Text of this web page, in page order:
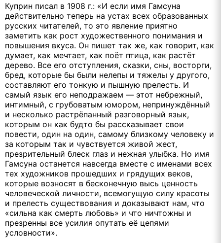
Куприн писал в 1908 г.: «И если имя Гамсуна
действительно теперь на устах всех образованных
русских читателей, то это явление приятно
заметить как рост художественного понимания и
повышения вкуса. Он пишет так же, как говорит, как
думает, как мечтает, как поёт птица, как растёт
дерево. Все его отступления, сказки, сны, восторги,
бред, которые бы были нелепы и тяжелы у другого,
составляют его тонкую и пышную прелесть. И
самый язык его неподражаем — этот небрежный,
интимный, с грубоватым юмором, непринуждённый
и несколько растрёпанный разговорный язык,
которым он как будто бы рассказывает свои
повести, один на один, самому близкому человеку и
за которым так и чувствуется живой жест,
презрительный блеск глаз и нежная улыбка. Но имя
Гамсуна останется навсегда вместе с именами всех
тех художников прошедших и грядущих веков,
которые возносят в бесконечную высь ценность
человеческой личности, всемогущую силу красоты
и прелесть существования и доказывают нам, что
«сильна как смерть любовь» и что ничтожны и
презренны все усилия опутать её цепями
условности».